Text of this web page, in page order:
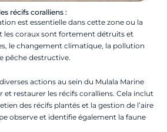
récifs coralliens :
est essentielle dans cette zone ou la
les coraux sont fortement détruits et
le changement climatique, la pollution
pêche destructive.
actions au sein du Mulala Marine
restaurer les récifs coralliens. Cela inclut
des récifs plantés et la gestion de l’aire
observe et identifie également la faune